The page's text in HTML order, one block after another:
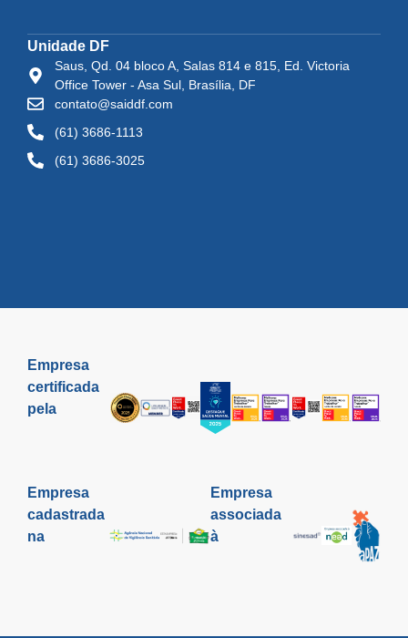
Unidade DF
Saus, Qd. 04 bloco A, Salas 814 e 815, Ed. Victoria
Office Tower - Asa Sul, Brasília, DF
contato@saiddf.com
(61) 3686-1113
(61) 3686-3025
Empresa
certificada
pela
Empresa
cadastrada
na
Empresa
associada
à